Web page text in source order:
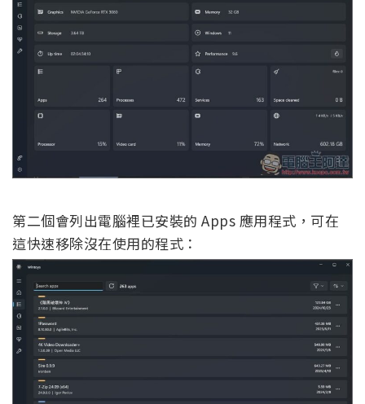
第二個會列出電腦裡已安裝的 Apps 應用程式，可在
這快速移除沒在使用的程式：